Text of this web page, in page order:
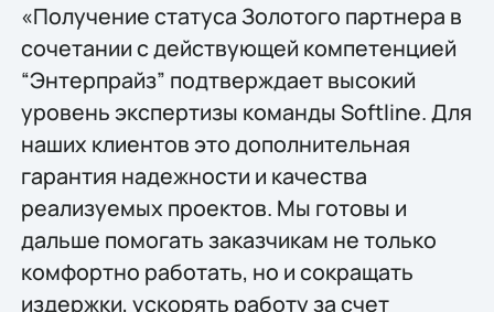
«Получение статуса Золотого партнера в
сочетании с действующей компетенцией
“Энтерпрайз” подтверждает высокий
уровень экспертизы команды Softline. Для
наших клиентов это дополнительная
гарантия надежности и качества
реализуемых проектов. Мы готовы и
дальше помогать заказчикам не только
комфортно работать, но и сокращать
издержки, ускорять работу за счет